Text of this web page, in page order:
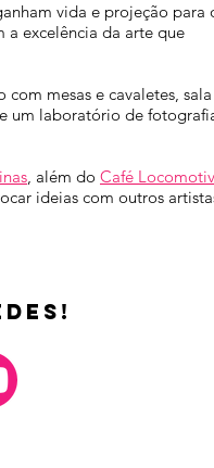
vida e projeção para
a excelência da arte que
mesas e cavaletes,
um laboratório de
, além do Café
ideias com outros